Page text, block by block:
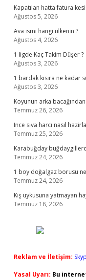
Kapatılan hatta fatura
Ağustos 5, 2026
Ava ismi hangi ülkenin ?
Ağustos 4, 2026
1 ligde Kaç Takim Düşer ?
Ağustos 3, 2026
1 bardak kisira ne kadar
Ağustos 3, 2026
Koyunun arka
Temmuz 26, 2026
Ince sıva harcı nasıl
Temmuz 25, 2026
Karabuğday
Temmuz 24, 2026
1 boy doğalgaz borusu
Temmuz 24, 2026
Kış uykusuna yatmayan
Temmuz 18, 2026
Reklam ve İletişim:
Yasal Uyarı: Bu